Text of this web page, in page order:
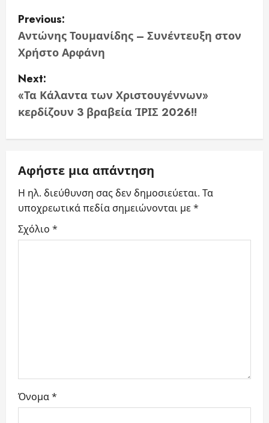
P
o
s
t
n
a
v
i
g
a
Previous:
Αντώνης Τουμανίδης – Συνέντευξη στον
Χρήστο Αρφάνη
Next:
«Τα Κάλαντα των Χριστουγέννων»
κερδίζουν 3 βραβεία ΊΡΙΣ 2026!!
Αφήστε μια απάντηση
Η ηλ. διεύθυνση σας δεν δημοσιεύεται. Τα
υποχρεωτικά πεδία σημειώνονται με*
Σχόλιο *
Όνομα*